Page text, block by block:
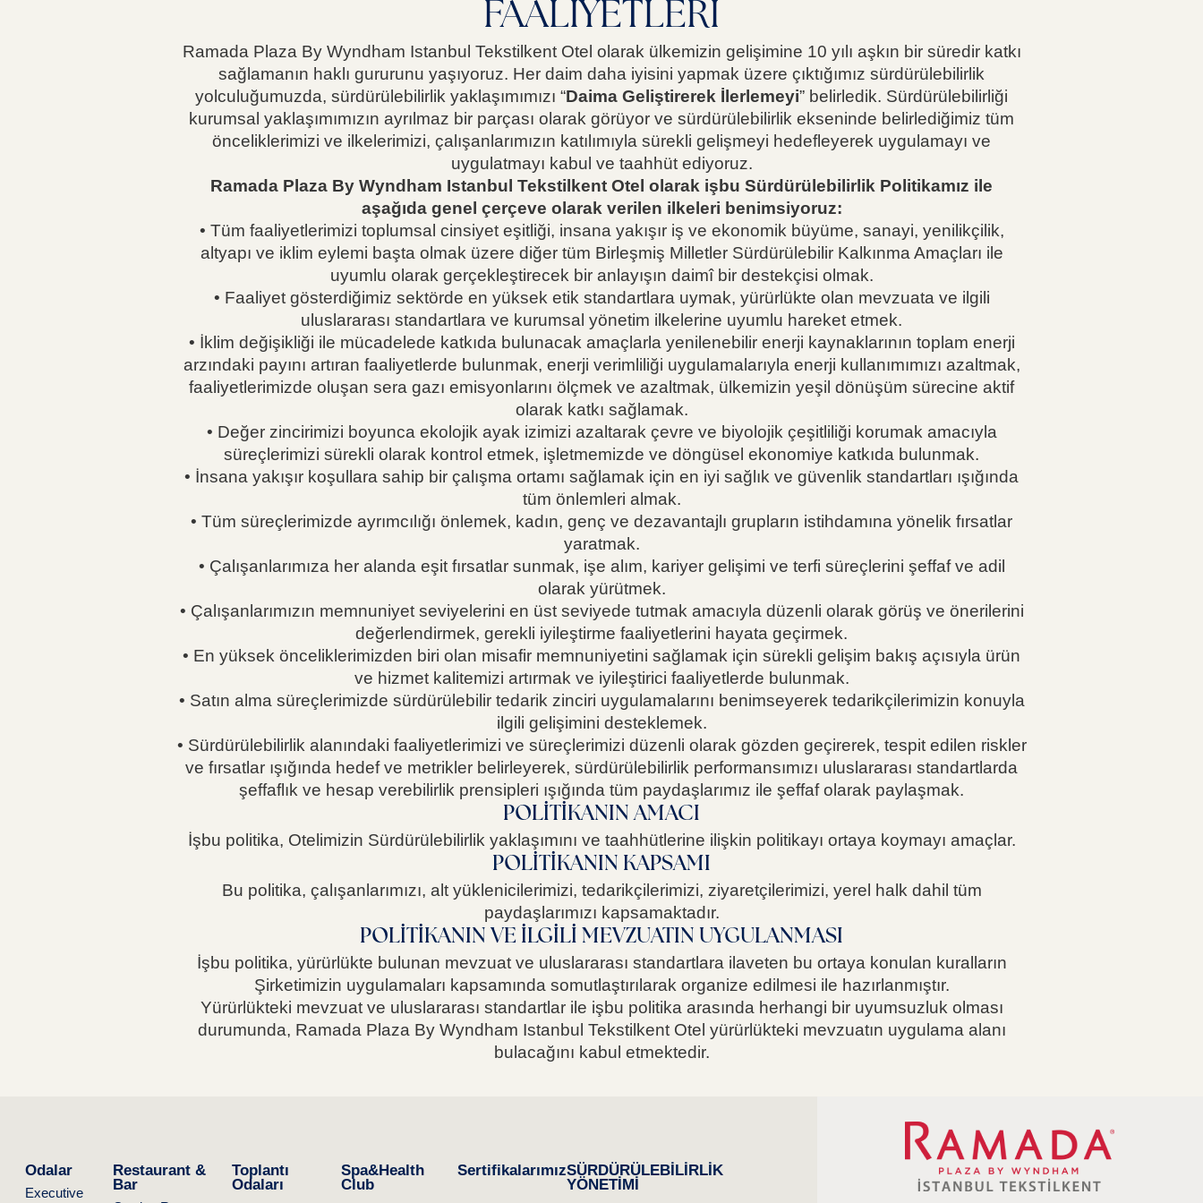
FAALİYETLERİ
Ramada Plaza By Wyndham Istanbul Tekstilkent Otel olarak ülkemizin gelişimine 10 yılı aşkın bir süredir katkı
sağlamanın haklı gururunu yaşıyoruz. Her daim daha iyisini yapmak üzere çıktığımız sürdürülebilirlik
yolculuğumuzda, sürdürülebilirlik yaklaşımımızı “Daima Geliştirerek İlerlemeyi” belirledik. Sürdürülebilirliği
kurumsal yaklaşımımızın ayrılmaz bir parçası olarak görüyor ve sürdürülebilirlik ekseninde belirlediğimiz tüm
önceliklerimizi ve ilkelerimizi, çalışanlarımızın katılımıyla sürekli gelişmeyi hedefleyerek uygulamayı ve
uygulatmayı kabul ve taahhüt ediyoruz.
Ramada Plaza By Wyndham Istanbul Tekstilkent Otel olarak işbu Sürdürülebilirlik Politikamız ile
aşağıda genel çerçeve olarak verilen ilkeleri benimsiyoruz:
• Tüm faaliyetlerimizi toplumsal cinsiyet eşitliği, insana yakışır iş ve ekonomik büyüme, sanayi, yenilikçilik,
altyapı ve iklim eylemi başta olmak üzere diğer tüm Birleşmiş Milletler Sürdürülebilir Kalkınma Amaçları ile
uyumlu olarak gerçekleştirecek bir anlayışın daimî bir destekçisi olmak.
• Faaliyet gösterdiğimiz sektörde en yüksek etik standartlara uymak, yürürlükte olan mevzuata ve ilgili
uluslararası standartlara ve kurumsal yönetim ilkelerine uyumlu hareket etmek.
• İklim değişikliği ile mücadelede katkıda bulunacak amaçlarla yenilenebilir enerji kaynaklarının toplam enerji
arzındaki payını artıran faaliyetlerde bulunmak, enerji verimliliği uygulamalarıyla enerji kullanımımızı azaltmak,
faaliyetlerimizde oluşan sera gazı emisyonlarını ölçmek ve azaltmak, ülkemizin yeşil dönüşüm sürecine aktif
olarak katkı sağlamak.
• Değer zincirimizi boyunca ekolojik ayak izimizi azaltarak çevre ve biyolojik çeşitliliği korumak amacıyla
süreçlerimizi sürekli olarak kontrol etmek, işletmemizde ve döngüsel ekonomiye katkıda bulunmak.
• İnsana yakışır koşullara sahip bir çalışma ortamı sağlamak için en iyi sağlık ve güvenlik standartları ışığında
tüm önlemleri almak.
• Tüm süreçlerimizde ayrımcılığı önlemek, kadın, genç ve dezavantajlı grupların istihdamına yönelik fırsatlar
yaratmak.
• Çalışanlarımıza her alanda eşit fırsatlar sunmak, işe alım, kariyer gelişimi ve terfi süreçlerini şeffaf ve adil
olarak yürütmek.
• Çalışanlarımızın memnuniyet seviyelerini en üst seviyede tutmak amacıyla düzenli olarak görüş ve önerilerini
değerlendirmek, gerekli iyileştirme faaliyetlerini hayata geçirmek.
• En yüksek önceliklerimizden biri olan misafir memnuniyetini sağlamak için sürekli gelişim bakış açısıyla ürün
ve hizmet kalitemizi artırmak ve iyileştirici faaliyetlerde bulunmak.
• Satın alma süreçlerimizde sürdürülebilir tedarik zinciri uygulamalarını benimseyerek tedarikçilerimizin konuyla
ilgili gelişimini desteklemek.
• Sürdürülebilirlik alanındaki faaliyetlerimizi ve süreçlerimizi düzenli olarak gözden geçirerek, tespit edilen riskler
ve fırsatlar ışığında hedef ve metrikler belirleyerek, sürdürülebilirlik performansımızı uluslararası standartlarda
şeffaflık ve hesap verebilirlik prensipleri ışığında tüm paydaşlarımız ile şeffaf olarak paylaşmak.
POLİTİKANIN AMACI
İşbu politika, Otelimizin Sürdürülebilirlik yaklaşımını ve taahhütlerine ilişkin politikayı ortaya koymayı amaçlar.
POLİTİKANIN KAPSAMI
Bu politika, çalışanlarımızı, alt yüklenicilerimizi, tedarikçilerimizi, ziyaretçilerimizi, yerel halk dahil tüm
paydaşlarımızı kapsamaktadır.
POLİTİKANIN VE İLGİLİ MEVZUATIN UYGULANMASI
İşbu politika, yürürlükte bulunan mevzuat ve uluslararası standartlara ilaveten bu ortaya konulan kuralların
Şirketimizin uygulamaları kapsamında somutlaştırılarak organize edilmesi ile hazırlanmıştır.
Yürürlükteki mevzuat ve uluslararası standartlar ile işbu politika arasında herhangi bir uyumsuzluk olması
durumunda, Ramada Plaza By Wyndham Istanbul Tekstilkent Otel yürürlükteki mevzuatın uygulama alanı
bulacağını kabul etmektedir.
Odalar
Executive
Restaurant &
Bar
Toplantı
Odaları
Spa&Health
Club
SertifikalarımızSÜRDÜRÜLEBİLİRLİK
YÖNETİMİ